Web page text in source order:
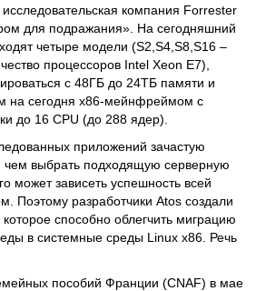
компания Forrester
для подражания». На сегодняшний
четыре модели (S2,S4,S8,S16 –
процессоров Intel Xeon E7),
с 48ГБ до 24ТБ памяти и
на сегодня x86-мейнфреймом с
до 16 CPU (до 288 ядер).
приложений зачастую
чем выбрать подходящую серверную
может зависеть успешность всей
Поэтому разработчики Atos создали
способно облегчить миграцию
в системные среды Linux x86. Речь
пособий Франции (CNAF) в мае